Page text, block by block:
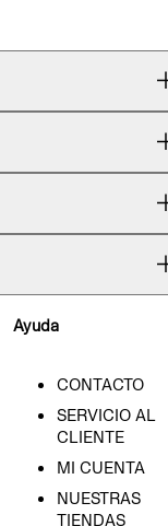
Ayuda
CONTACTO
SERVICIO AL
CLIENTE
MI CUENTA
NUESTRAS
TIENDAS